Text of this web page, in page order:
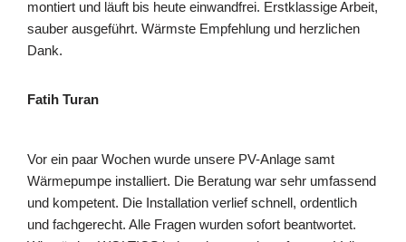
montiert und läuft bis heute einwandfrei. Erstklassige Arbeit,
sauber ausgeführt. Wärmste Empfehlung und herzlichen
Dank.
Fatih Turan
Vor ein paar Wochen wurde unsere PV-Anlage samt
Wärmepumpe installiert. Die Beratung war sehr umfassend
und kompetent. Die Installation verlief schnell, ordentlich
und fachgerecht. Alle Fragen wurden sofort beantwortet.